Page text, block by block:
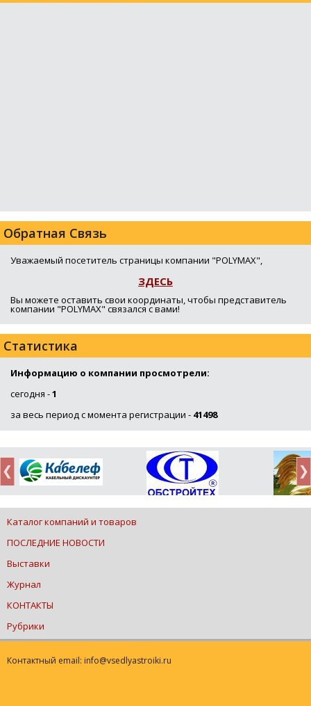
Обратная Связь
Уважаемый посетитель страницы компании "POLYMAX",
ЗДЕСЬ
Вы можете оставить свои координаты, чтобы представитель
компании "POLYMAX" связался с вами!
Статистика
Информацию о компании просмотрели:
сегодня -1
за весь период с момента регистрации - 41498
Каталог компаний и товаров
ПОСЛЕДНИЕ НОВОСТИ
Выставки
Журнал
КОНТАКТЫ
Рубрики
Контактный email: info@vsedlyastroiki.ru